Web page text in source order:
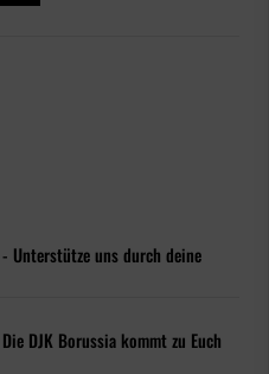
Unterstütze uns durch deine
DJK Borussia kommt zu Euch